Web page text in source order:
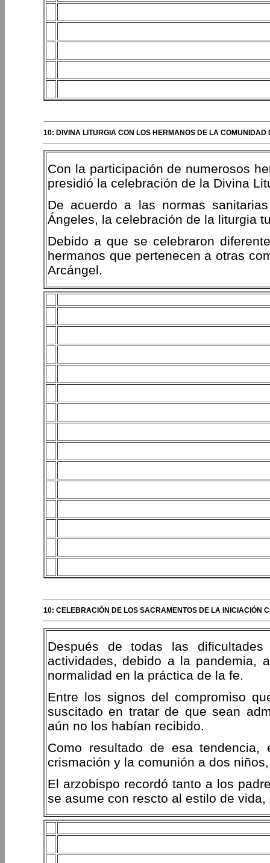
10: DIVINA LITURGIA CON LOS HERMANOS DE LA
Con la participación de numerosos
presidió la celebración de la Divina
De acuerdo a las normas
Ángeles, la celebración de la liturgia
Debido a que se celebraron
hermanos que pertenecen a otras
Arcángel.
10: CELEBRACIÓN DE LOS SACRAMENTOS DE LA INICIACIÓN
Después de todas las
actividades, debido a la pandemia,
normalidad en la práctica de la fe.
Entre los signos del compromiso
suscitado en tratar de que sean
aún no los habían recibido.
Como resultado de esa
crismación y la comunión a dos
El arzobispo recordó tanto a los
se asume con rescto al estilo de